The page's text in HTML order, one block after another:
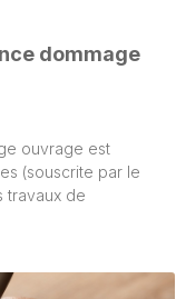
dommage
ouvrage est
(souscrite par le
travaux de